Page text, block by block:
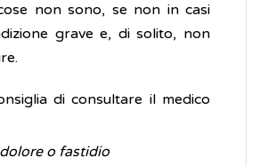
non sono, se non in casi
grave e, di solito, non
di consultare il medico
o fastidio